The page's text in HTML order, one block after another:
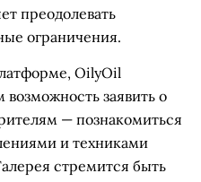
преодолевать
ограничения.
OilyOil
заявить о
— познакомиться
и техниками
стремится быть